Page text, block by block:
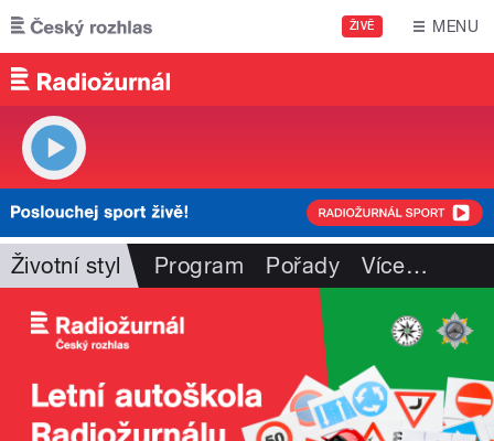
Přejít k hlavnímu obsahu
ŽIVĚ MENU
Životní styl Program Pořady Více…